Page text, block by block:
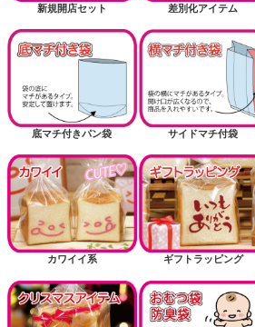
新規開店セット 差別化アイテム
底マチ付きパン袋 サイドマチ付袋
カワイイ系 ギフトラッピング